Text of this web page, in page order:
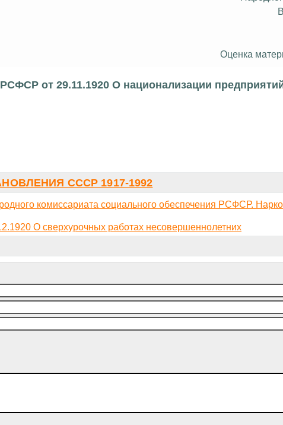
Оценка
от 29.11.1920 О национализации
СССР 1917-1992
комиссариата социального обеспечения РСФСР.
О сверхурочных работах несовершеннолетних